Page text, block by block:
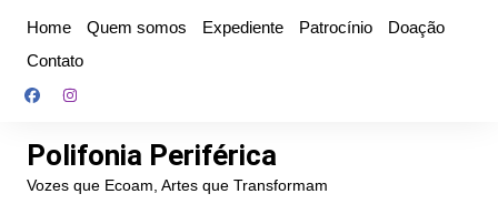
conteúdo
Home Quem somos Expediente Patrocínio
Doação
Contato
Polifonia Periférica
Vozes que Ecoam, Artes que Transformam